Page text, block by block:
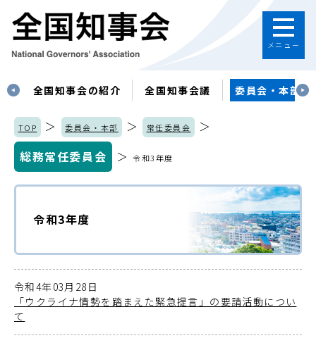
メニュー
全国知事会の紹介 全国知事会議 委員会・本部
TOP ＞ 委員会・本部 ＞ 常任委員会
＞
総務常任委員会
＞令和3年度
令和3年度
令和4年03月28日
「ウクライナ情勢を踏まえた緊急提言」の要請活動につい
て